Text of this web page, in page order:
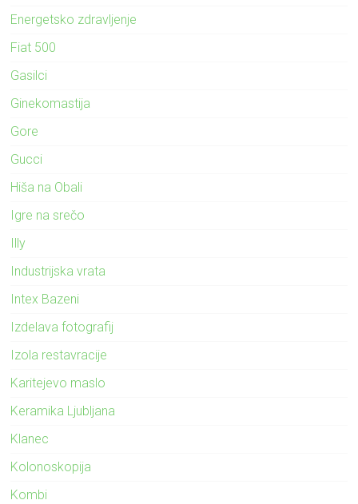
Energetsko zdravljenje
Fiat 500
Gasilci
Ginekomastija
Gore
Gucci
Hiša na Obali
Igre na srečo
Illy
Industrijska vrata
Intex Bazeni
Izdelava fotografij
Izola restavracije
Karitejevo maslo
Keramika Ljubljana
Klanec
Kolonoskopija
Kombi